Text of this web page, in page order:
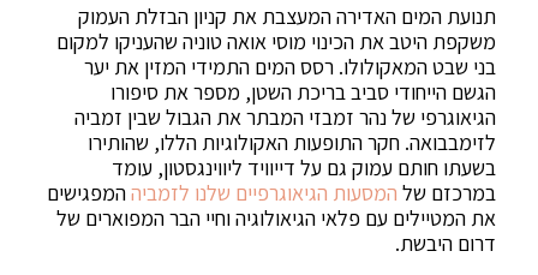
תנועת המים האדירה המעצבת את קניון הבזלת העמוק
משקפת היטב את הכינוי מוסי אואה טוניה שהעניקו למקום
בני שבט המאקולולו. רסס המים התמידי המזין את יער
הגשם הייחודי סביב בריכת השטן, מספר את סיפורו
הגיאוגרפי של נהר זמבזי המבתר את הגבול שבין זמביה
לזימבבואה. חקר התופעות האקולוגיות הללו, שהותירו
בשעתו חותם עמוק גם על דייוויד ליווינגסטון, עומד
במרכזם של המסעות הגיאוגרפיים שלנו לזמביההמפגישים
את המטיילים עם פלאי הגיאולוגיה וחיי הבר המפוארים של
דרום היבשת.